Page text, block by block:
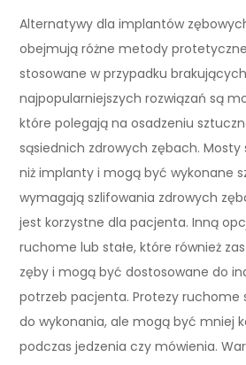
Alternatywy dla implantów
obejmują różne metody
stosowane w przypadku
najpopularniejszych rozwiązań są
które polegają na osadzeniu
sąsiednich zdrowych zębach. Mosty
niż implanty i mogą być wykonane
wymagają szlifowania zdrowych
jest korzystne dla pacjenta. Inną
ruchome lub stałe, które również
zęby i mogą być dostosowane do
potrzeb pacjenta. Protezy ruchome
do wykonania, ale mogą być mniej
podczas jedzenia czy mówienia.